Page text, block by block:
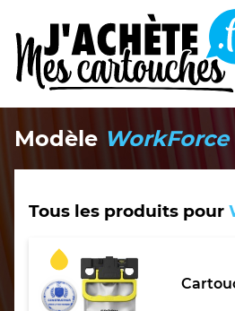
Modèle WorkForce
Tous les produits pour